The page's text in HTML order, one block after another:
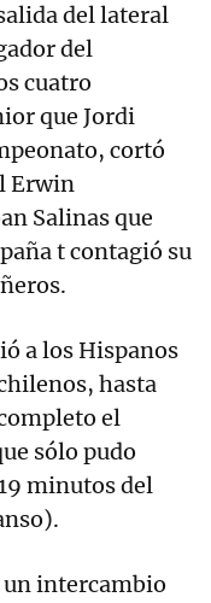
del lateral
del
cuatro
que Jordi
cortó
Erwin
Salinas que
t contagió su
a los Hispanos
hasta
el
sólo pudo
minutos del
un intercambio